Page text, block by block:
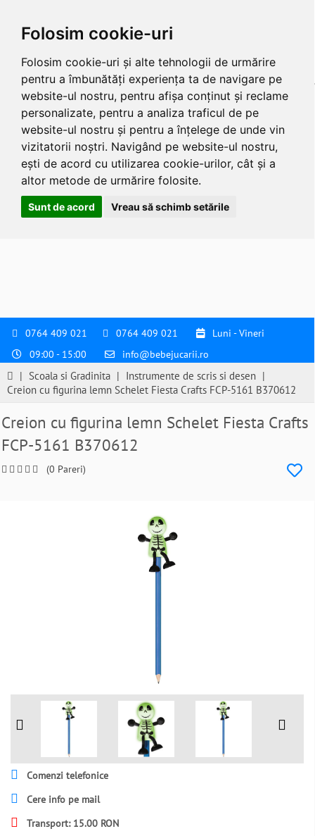
Folosim cookie-uri
Folosim cookie-uri și alte tehnologii de urmărire
pentru a îmbunătăți experiența ta de navigare pe
website-ul nostru, pentru afișa conținut și reclame
personalizate, pentru a analiza traficul de pe
website-ul nostru și pentru a înțelege de unde vin
vizitatorii noștri. Navigând pe website-ul nostru,
ești de acord cu utilizarea cookie-urilor, cât și a
altor metode de urmărire folosite.
Sunt de acord Vreau să schimb setările
0764 409 021 0764 409 021
Luni - Vineri
09:00 - 15:00
info@bebejucarii.ro
| Scoala si Gradinita | Instrumente de scris si desen |
Creion cu figurina lemn Schelet Fiesta Crafts FCP-5161 B370612
Creion cu figurina lemn Schelet Fiesta Crafts
FCP-5161 B370612
(0 Pareri)
Comenzi telefonice
Cere info pe mail
Transport: 15.00 RON